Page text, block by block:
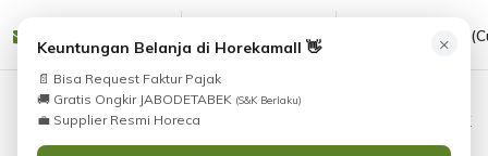
(021) 38783380 08551688000
Masuk
×
Keuntungan Belanja di Horekamall 👋
📄 Bisa Request Faktur Pajak
🚚 Gratis Ongkir JABODETABEK (S&K Berlaku)
💼 Supplier Resmi Horeca
i Tidak Menemukan Produk yang Anda Cari?
Silahkan lihatKatalog